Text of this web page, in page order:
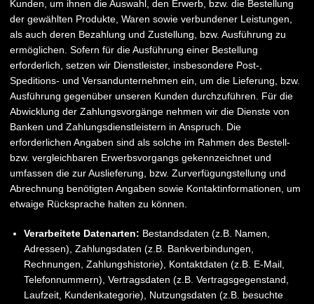
Kunden, um ihnen die Auswahl, den Erwerb, bzw. die Bestellung
der gewählten Produkte, Waren sowie verbundener Leistungen,
als auch deren Bezahlung und Zustellung, bzw. Ausführung zu
ermöglichen. Sofern für die Ausführung einer Bestellung
erforderlich, setzen wir Dienstleister, insbesondere Post-,
Speditions- und Versandunternehmen ein, um die Lieferung, bzw.
Ausführung gegenüber unseren Kunden durchzuführen. Für die
Abwicklung der Zahlungsvorgänge nehmen wir die Dienste von
Banken und Zahlungsdienstleistern in Anspruch. Die
erforderlichen Angaben sind als solche im Rahmen des Bestell-
bzw. vergleichbaren Erwerbsvorgangs gekennzeichnet und
umfassen die zur Auslieferung, bzw. Zurverfügungstellung und
Abrechnung benötigten Angaben sowie Kontaktinformationen, um
etwaige Rücksprache halten zu können.
Verarbeitete Datenarten: Bestandsdaten (z.B. Namen,
Adressen), Zahlungsdaten (z.B. Bankverbindungen,
Rechnungen, Zahlungshistorie), Kontaktdaten (z.B. E-Mail,
Telefonnummern), Vertragsdaten (z.B. Vertragsgegenstand,
Laufzeit, Kundenkategorie), Nutzungsdaten (z.B. besuchte